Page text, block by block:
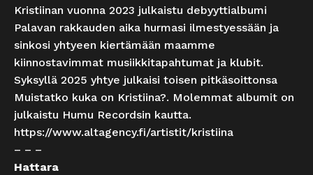
Kristiinan vuonna 2023 julkaistu debyyttialbumi
Palavan rakkauden aika hurmasi ilmestyessään ja
sinkosi yhtyeen kiertämään maamme
kiinnostavimmat musiikkitapahtumat ja klubit.
Syksyllä 2025 yhtye julkaisi toisen pitkäsoittonsa
Muistatko kuka on Kristiina?. Molemmat albumit on
julkaistu Humu Recordsin kautta.
https://www.altagency.fi/artistit/kristiina
– – –
Hattara